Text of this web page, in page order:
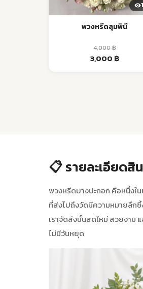
พวงหรีดลุมพินี
4,000฿
Original
3,000 ฿Current
📋 รายละเอียดสิ
พวงหรีดบางปะกอก คือหนึ่งใ
ที่ส่งไปถึงวัดมีความหมายลึก
เราจัดส่งนั้นสดใหม่ สวยงาม
ไม่มีวันหยุด